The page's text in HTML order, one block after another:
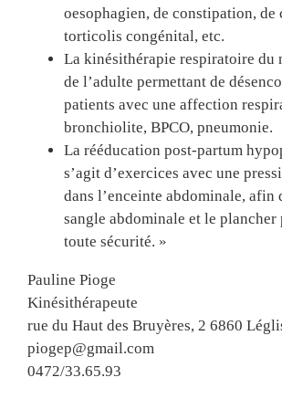
oesophagien, de constipation, de
torticolis congénital, etc.
La kinésithérapie respiratoire du
de l’adulte permettant de
patients avec une affection
bronchiolite, BPCO, pneumonie.
La rééducation post-partum
s’agit d’exercices avec une
dans l’enceinte abdominale, afin
sangle abdominale et le plancher
toute sécurité. »
Pauline Pioge
Kinésithérapeute
rue du Haut des Bruyères, 2 6860
piogep@gmail.com
0472/33.65.93